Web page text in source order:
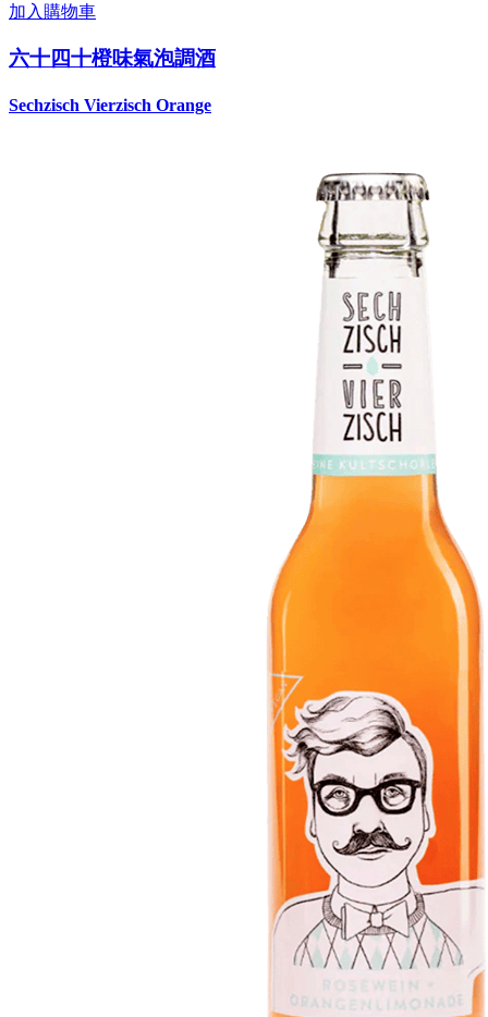
加入購物車
六十四十橙味氣泡調酒
Sechzisch Vierzisch Orange